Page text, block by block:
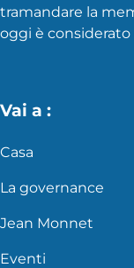
tramandare la
oggi è
Vai a :
Casa
La governance
Jean Monnet
Eventi